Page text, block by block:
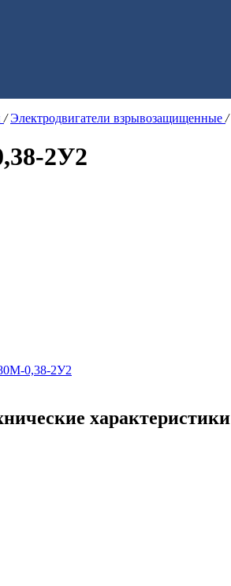
/ Электродвигатели взрывозащищенные /
2У2
0,38-2У2
характеристики